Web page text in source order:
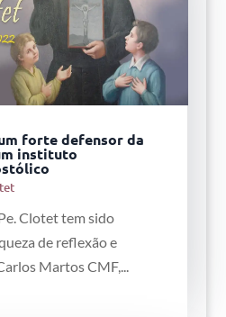
forte defensor da
instituto
Clotet tem sido
de reflexão e
Martos CMF,...